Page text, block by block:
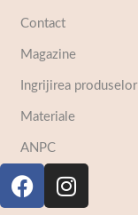
Contact
Magazine
Ingrijirea produselor
Materiale
ANPC